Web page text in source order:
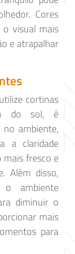
Cores
visual mais
e atrapalhar
cortinas
do sol, é
ambiente,
a claridade
fresco e
Além disso,
o ambiente
diminuir o
mais
para